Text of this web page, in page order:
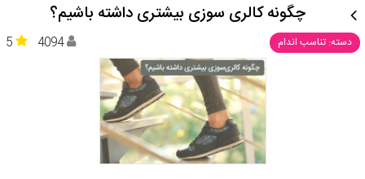
چگونه کالری‌ سوزی بیشتری داشته باشیم؟
دسته: تناسب اندام 5 4094